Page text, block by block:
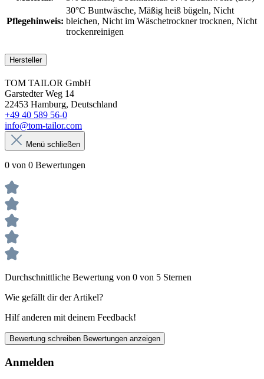
Pflegehinweis:
30°C Buntwäsche, Mäßig heiß bügeln, Nicht
bleichen, Nicht im Wäschetrockner trocknen, Nicht
trockenreinigen
Hersteller
TOM TAILOR GmbH
Garstedter Weg 14
22453 Hamburg, Deutschland
+49 40 589 56-0
info@tom-tailor.com
Menü schließen
0 von 0 Bewertungen
Durchschnittliche Bewertung von 0 von 5 Sternen
Wie gefällt dir der Artikel?
Hilf anderen mit deinem Feedback!
Bewertung schreiben Bewertungen anzeigen
Anmelden